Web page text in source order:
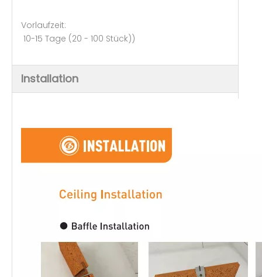
Vorlaufzeit:
10-15 Tage (20 - 100 Stück))
Installation